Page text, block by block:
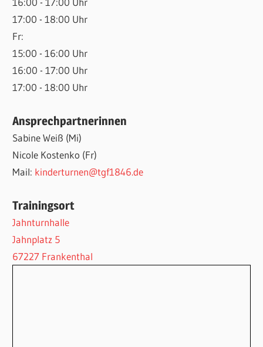
17:00 - 18:00 Uhr
Fr:
15:00 - 16:00 Uhr
16:00 - 17:00 Uhr
17:00 - 18:00 Uhr
Ansprechpartnerinnen
Sabine Weiß (Mi)
Nicole Kostenko (Fr)
Mail: kinderturnen@tgf1846.de
Trainingsort
Jahnturnhalle
Jahnplatz 5
67227 Frankenthal